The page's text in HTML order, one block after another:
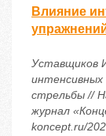
Влияние
Уставщиков
интенсивных
стрельбы //
журнал
koncept.ru/